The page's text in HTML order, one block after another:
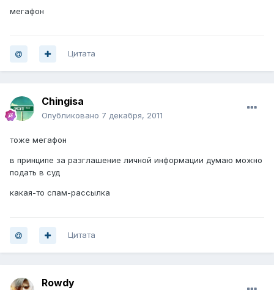
мегафон
Цитата
Chingisa
Опубликовано 7 декабря, 2011
тоже мегафон
в принципе за разглашение личной информации думаю можно
подать в суд
какая-то спам-рассылка
Цитата
Rowdy